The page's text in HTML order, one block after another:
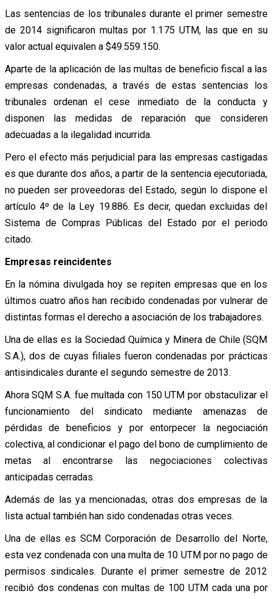
Las sentencias de los tribunales durante el primer semestre
de 2014 significaron multas por 1.175 UTM, las que en su
valor actual equivalen a $49.559.150.
Aparte de la aplicación de las multas de beneficio fiscal a las
empresas condenadas, a través de estas sentencias los
tribunales ordenan el cese inmediato de la conducta y
disponen las medidas de reparación que consideren
adecuadas a la ilegalidad incurrida.
Pero el efecto más perjudicial para las empresas castigadas
es que durante dos años, a partir de la sentencia ejecutoriada,
no pueden ser proveedoras del Estado, según lo dispone el
artículo 4º de la Ley 19.886. Es decir, quedan excluidas del
Sistema de Compras Públicas del Estado por el periodo
citado.
Empresas reincidentes
En la nómina divulgada hoy se repiten empresas que en los
últimos cuatro años han recibido condenadas por vulnerar de
distintas formas el derecho a asociación de los trabajadores.
Una de ellas es la Sociedad Química y Minera de Chile (SQM
S.A.), dos de cuyas filiales fueron condenadas por prácticas
antisindicales durante el segundo semestre de 2013.
Ahora SQM S.A. fue multada con 150 UTM por obstaculizar el
funcionamiento del sindicato mediante amenazas de
pérdidas de beneficios y por entorpecer la negociación
colectiva, al condicionar el pago del bono de cumplimiento de
metas al encontrarse las negociaciones colectivas
anticipadas cerradas.
Además de las ya mencionadas, otras dos empresas de la
lista actual también han sido condenadas otras veces.
Una de ellas es SCM Corporación de Desarrollo del Norte,
esta vez condenada con una multa de 10 UTM por no pago de
permisos sindicales. Durante el primer semestre de 2012
recibió dos condenas con multas de 100 UTM cada una por